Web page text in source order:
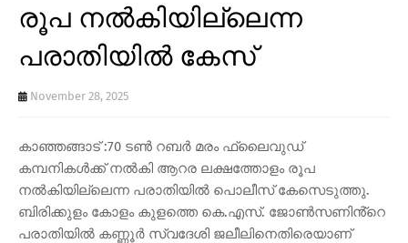
രൂപ നൽകിയില്ലെന്ന
പരാതിയിൽ കേസ്
November 28, 2025
കാഞ്ഞങ്ങാട് :70 ടൺ റബർ മരം ഫ്ലൈവുഡ്
കമ്പനികൾക്ക് നൽകി ആറര ലക്ഷത്തോളം രൂപ
നൽകിയില്ലെന്ന പരാതിയിൽ പൊലീസ് കേസെടുത്തു.
ബിരിക്കുളം കോളം കുളത്തെ കെ.എസ്. ജോൺസണിൻ്റെ
പരാതിയിൽ കണ്ണൂർ സ്വദേശി ജലീലിനെതിരെയാണ്